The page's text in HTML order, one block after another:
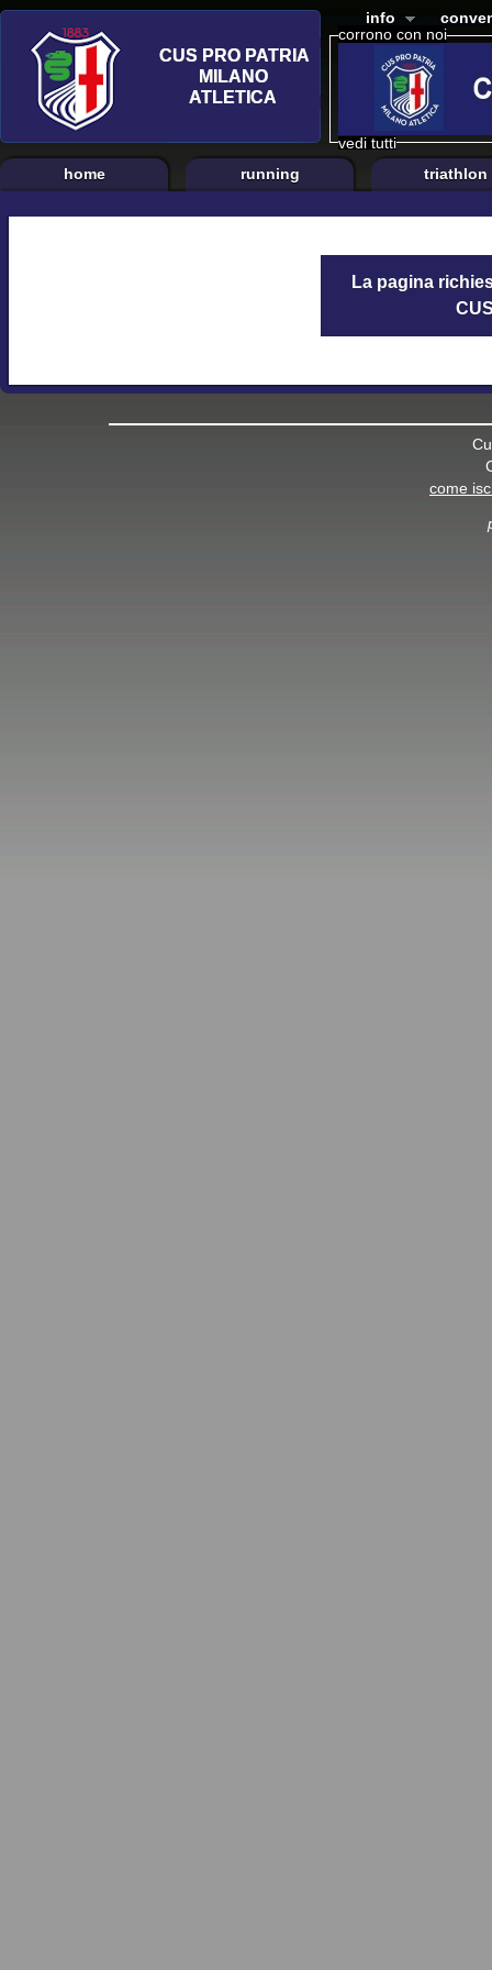
corrono con noi
vedi tutti
info
home running triathlon
La pagina
come